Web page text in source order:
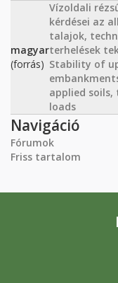
magyar
(forrás)
Vízoldali
kérdései az
talajok,
terhelések
Stability of
applied soils,
loads
Navigáció
Fórumok
Friss tartalom